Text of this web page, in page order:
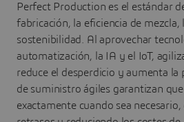
Perfect Production es el estándar
fabricación, la eficiencia de mezcla,
sostenibilidad. Al aprovechar
automatización, la IA y el IoT,
reduce el desperdicio y aumenta la
de suministro ágiles garantizan
exactamente cuando sea